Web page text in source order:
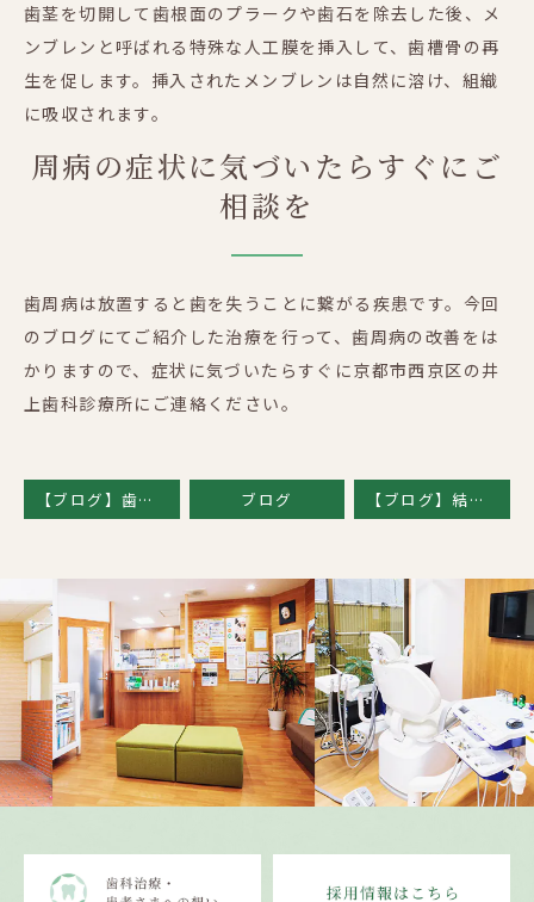
歯茎を切開して歯根面のプラークや歯石を除去した後、メ
ンブレンと呼ばれる特殊な人工膜を挿入して、歯槽骨の再
生を促します。挿入されたメンブレンは自然に溶け、組織
に吸収されます。
周病の症状に気づいたらすぐにご
相談を
歯周病は放置すると歯を失うことに繋がる疾患です。今回
のブログにてご紹介した治療を行って、歯周病の改善をは
かりますので、症状に気づいたらすぐに京都市西京区の井
上歯科診療所にご連絡ください。
【ブログ】歯がしみる時、歯医者に行くべき？ ブログ 【ブログ】結局どれが良い？歯を失った時の治療法比較
Previous